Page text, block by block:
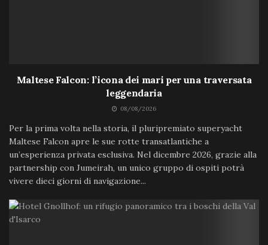
Maltese Falcon: l’icona dei mari per una traversata
leggendaria
08/08/2026
Per la prima volta nella storia, il pluripremiato superyacht
Maltese Falcon apre le sue rotte transatlantiche a
un’esperienza privata esclusiva. Nel dicembre 2026, grazie alla
partnership con Jumeirah, un unico gruppo di ospiti potrà
vivere dieci giorni di navigazione...